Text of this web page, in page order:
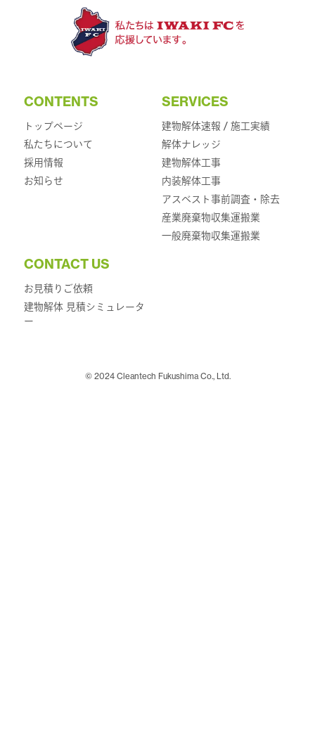
CONTENTS
トップページ
私たちについて
採用情報
お知らせ
SERVICES
建物解体速報 / 施工実績
解体ナレッジ
建物解体工事
内装解体工事
アスベスト事前調査・除去
産業廃棄物収集運搬業
一般廃棄物収集運搬業
CONTACT US
お見積りご依頼
建物解体 見積シミュレータ
ー
© 2024 Cleantech Fukushima Co., Ltd.